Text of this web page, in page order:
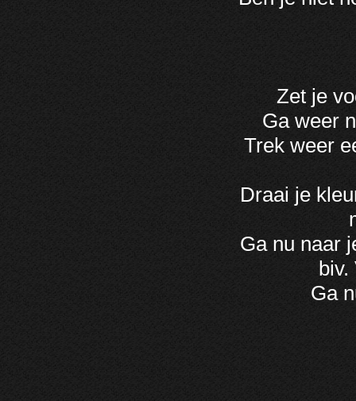
Zet je
Ga weer
Trek weer
Draai je
Ga nu naar
Ga